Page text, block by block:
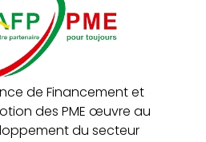
de Financement et
des PME œuvre au
du secteur